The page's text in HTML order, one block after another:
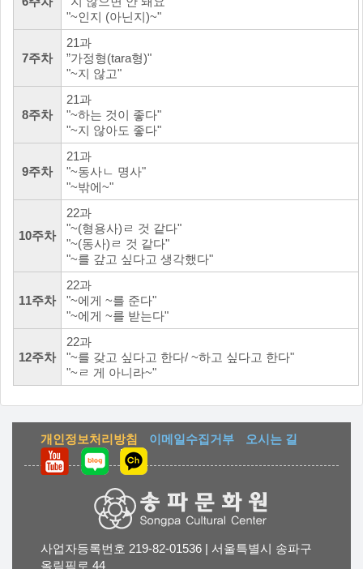
"~인지 (아닌지)~"
7주차
21과
”가정형(tara형)"
"~지 않고"
8주차
21과
"~하는 것이 좋다"
"~지 않아도 좋다"
9주차
21과
"~동사ㄴ 명사"
"~밖에~"
10주차
22과
"~(형용사)ㄹ 것 같다"
"~(동사)ㄹ 것 같다"
"~를 갚고 싶다고 생각했다"
11주차
22과
"~에게 ~를 준다"
"~에게 ~를 받는다"
12주차
22과
"~를 갖고 싶다고 한다/ ~하고 싶다고 한다"
"~ㄹ 게 아니라~"
개인정보처리방침 이메일수집거부 오시는 길
사업자등록번호 219-82-01536 | 서울특별시 송파구
올림픽로 44